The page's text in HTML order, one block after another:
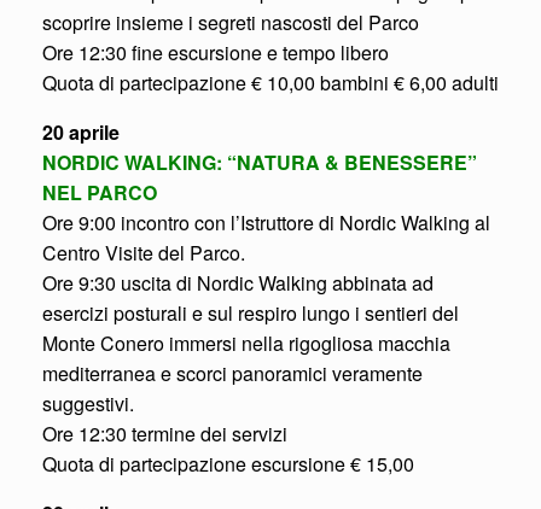
scoprire insieme i segreti nascosti del Parco
Ore 12:30 fine escursione e tempo libero
Quota di partecipazione € 10,00 bambini € 6,00 adulti
20 aprile
NORDIC WALKING: “NATURA & BENESSERE”
NEL PARCO
Ore 9:00 incontro con l’Istruttore di Nordic Walking al
Centro Visite del Parco.
Ore 9:30 uscita di Nordic Walking abbinata ad
esercizi posturali e sul respiro lungo i sentieri del
Monte Conero immersi nella rigogliosa macchia
mediterranea e scorci panoramici veramente
suggestivi.
Ore 12:30 termine dei servizi
Quota di partecipazione escursione € 15,00